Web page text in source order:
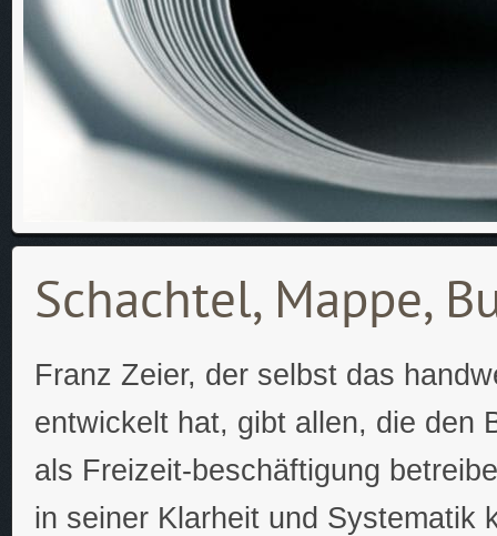
Schachtel, Mappe,
Franz Zeier, der selbst das
entwickelt hat, gibt allen, die den
als Freizeit-beschäftigung
in seiner Klarheit und Systematik